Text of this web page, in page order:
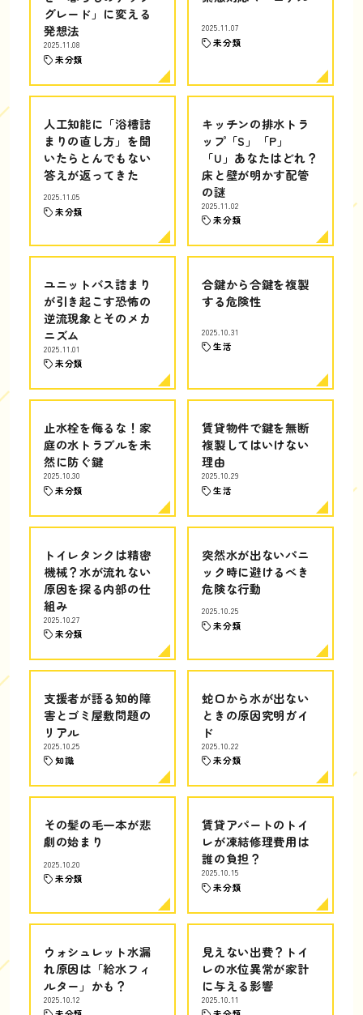
グレード」に変える
発想法
2025.11.08
未分類
2025.11.07
未分類
人工知能に「浴槽詰
まりの直し方」を聞
いたらとんでもない
答えが返ってきた
2025.11.05
未分類
キッチンの排水トラ
ップ「S」「P」
「U」あなたはどれ？
床と壁が明かす配管
の謎
2025.11.02
未分類
ユニットバス詰まり
が引き起こす恐怖の
逆流現象とそのメカ
ニズム
2025.11.01
未分類
合鍵から合鍵を複製
する危険性
2025.10.31
生活
止水栓を侮るな！家
庭の水トラブルを未
然に防ぐ鍵
2025.10.30
未分類
賃貸物件で鍵を無断
複製してはいけない
理由
2025.10.29
生活
トイレタンクは精密
機械？水が流れない
原因を探る内部の仕
組み
2025.10.27
未分類
突然水が出ないパニ
ック時に避けるべき
危険な行動
2025.10.25
未分類
支援者が語る知的障
害とゴミ屋敷問題の
リアル
2025.10.25
知識
蛇口から水が出ない
ときの原因究明ガイ
ド
2025.10.22
未分類
その髪の毛一本が悲
劇の始まり
2025.10.20
未分類
賃貸アパートのトイ
レが凍結修理費用は
誰の負担？
2025.10.15
未分類
ウォシュレット水漏
れ原因は「給水フィ
ルター」かも？
2025.10.12
見えない出費？トイ
レの水位異常が家計
に与える影響
2025.10.11